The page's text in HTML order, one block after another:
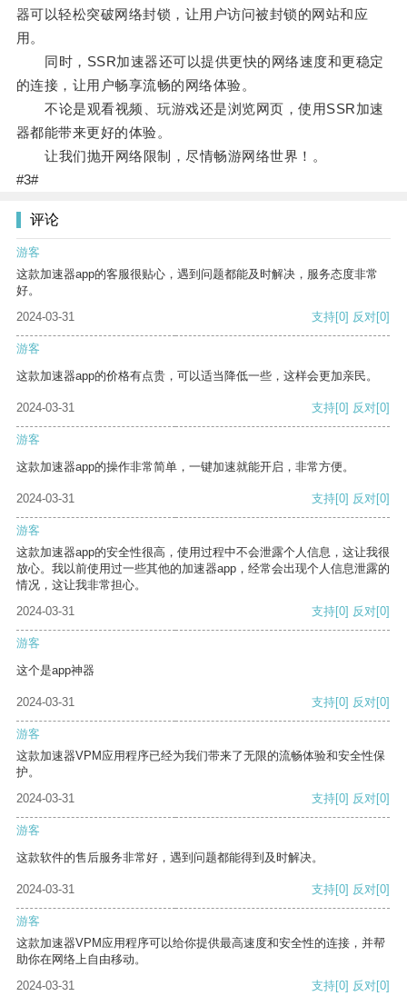
器可以轻松突破网络封锁，让用户访问被封锁的网站和应
用。
同时，SSR加速器还可以提供更快的网络速度和更稳定
的连接，让用户畅享流畅的网络体验。
不论是观看视频、玩游戏还是浏览网页，使用SSR加速
器都能带来更好的体验。
让我们抛开网络限制，尽情畅游网络世界！。
#3#
评论
游客
这款加速器app的客服很贴心，遇到问题都能及时解决，服务态度非常
好。
2024-03-31
支持[0] 反对[0]
游客
这款加速器app的价格有点贵，可以适当降低一些，这样会更加亲民。
2024-03-31 支持[0] 反对[0]
游客
这款加速器app的操作非常简单，一键加速就能开启，非常方便。
2024-03-31 支持[0] 反对[0]
游客
这款加速器app的安全性很高，使用过程中不会泄露个人信息，这让我很
放心。我以前使用过一些其他的加速器app，经常会出现个人信息泄露的
情况，这让我非常担心。
2024-03-31
支持[0] 反对[0]
游客
这个是app神器
2024-03-31 支持[0] 反对[0]
游客
这款加速器VPM应用程序已经为我们带来了无限的流畅体验和安全性保
护。
2024-03-31
支持[0] 反对[0]
游客
这款软件的售后服务非常好，遇到问题都能得到及时解决。
2024-03-31 支持[0] 反对[0]
游客
这款加速器VPM应用程序可以给你提供最高速度和安全性的连接，并帮
助你在网络上自由移动。
2024-03-31
支持[0] 反对[0]